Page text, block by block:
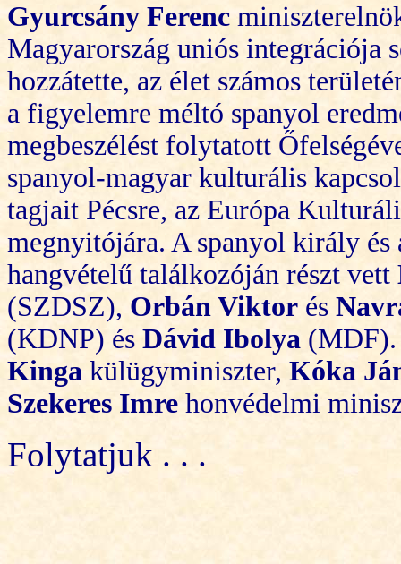
Gyurcsány Ferenc
Magyarország uniós integrációja
hozzátette, az élet számos
a figyelemre méltó spanyol
megbeszélést folytatott
spanyol-magyar kulturális
tagjait Pécsre, az Európa
megnyitójára. A spanyol király
hangvételű találkozóján részt vett
(SZDSZ), Orbán Viktor és
(KDNP) és Dávid Ibolya (MDF).
Kinga külügyminiszter, Kóka
Szekeres Imrehonvédelmi
Folytatjuk . . .